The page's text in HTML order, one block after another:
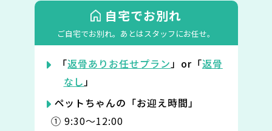
自宅でお別れ
ご自宅でお別れ。 あとはスタッフにお任せ。
「返骨ありお任せプラン」or「返骨
なし」
ペットちゃんの「お迎え時間」
① 9:30〜12:00